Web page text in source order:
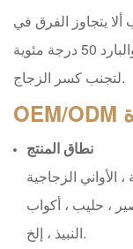
يتجاوز الفرق في
درجة الحرارة الفورية بين الماء الساخن والبارد 50 درجة مئوية
لتجنب كسر الزجاج.
OEM/ODM
نطاق المنتج
الأواني الزجاجية
، حليب ، أكواب
النبيذ ، إلخ.